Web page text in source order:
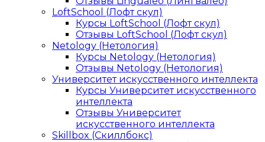
LoftSchool (Лофт скул)
Курсы LoftSchool (Лофт скул)
Отзывы LoftSchool (Лофт скул)
Netology (Нетология)
Курсы Netology (Нетология)
Отзывы Netology (Нетология)
Университет искусственного интеллекта
Курсы Университет искусственного
интеллекта
Отзывы Университет
искусственного интеллекта
Skillbox (Скиллбокс)